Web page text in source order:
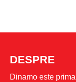
DESPRE
Dinamo este